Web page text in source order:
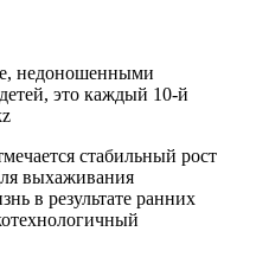
недоношенными
это каждый 10-й
стабильный рост
выхаживания
в результате ранних